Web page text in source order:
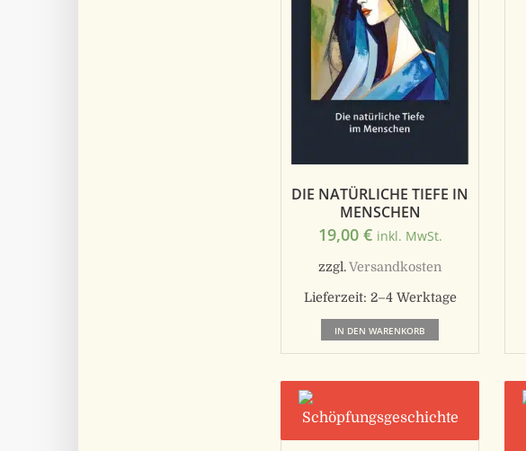
DIE NATÜRLICHE TIEFE IN
MENSCHEN
19,00 € inkl. MwSt.
zzgl.Versandkosten
Lieferzeit: 2–4 Werktage
IN DEN WARENKORB